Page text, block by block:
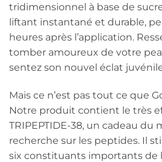
tridimensionnel à base de
liftant instantané et durable,
heures après l’application.
tomber amoureux de votre
sentez son nouvel éclat
Mais ce n’est pas tout ce que
Notre produit contient le très
TRIPEPTIDE-38, un cadeau du
recherche sur les peptides. Il
six constituants importants de